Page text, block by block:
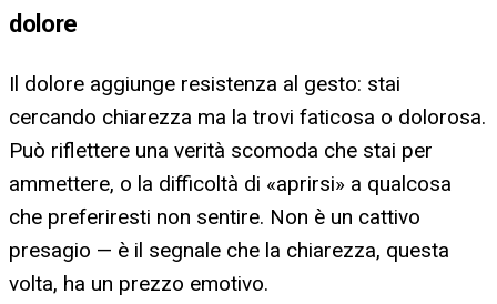
dolore
Il dolore aggiunge resistenza al gesto: stai
cercando chiarezza ma la trovi faticosa o dolorosa.
Può riflettere una verità scomoda che stai per
ammettere, o la difficoltà di «aprirsi» a qualcosa
che preferiresti non sentire. Non è un cattivo
presagio — è il segnale che la chiarezza, questa
volta, ha un prezzo emotivo.